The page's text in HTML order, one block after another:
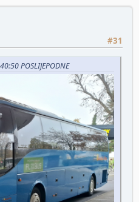
#31
POSLIJEPODNE